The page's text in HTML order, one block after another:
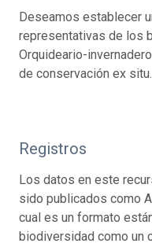
Deseamos establecer
representativas de los
Orquideario-
de conservación ex situ.
Registros
Los datos en este
sido publicados como
cual es un formato
biodiversidad como un